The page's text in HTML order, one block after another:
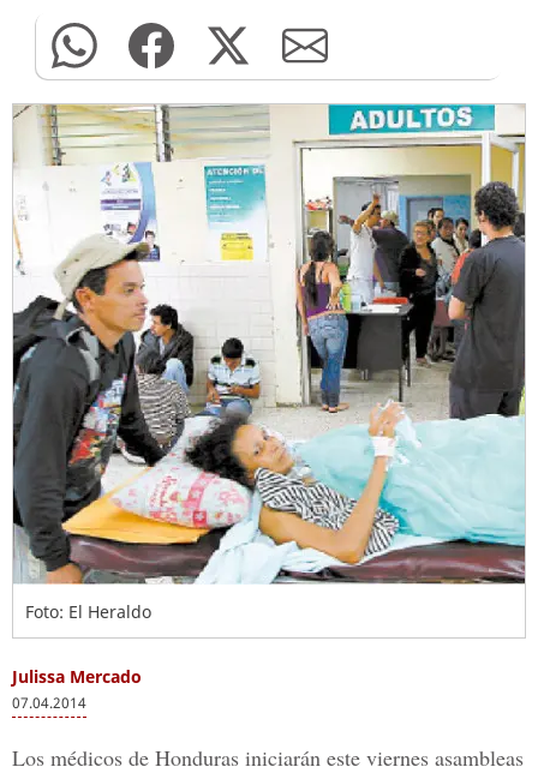
Foto: El Heraldo
Julissa Mercado
07.04.2014
Los médicos de Honduras iniciarán este viernes asambleas